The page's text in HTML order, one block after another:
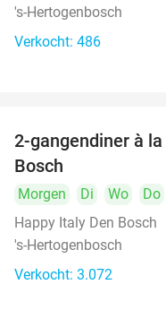
's-Hertogenbosch
Verkocht: 486
2-gangendiner à
Bosch
Morgen Di Wo Do
Happy Italy Den Bosch
's-Hertogenbosch
Verkocht: 3.072